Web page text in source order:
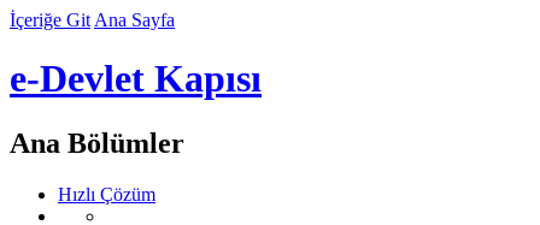
İçeriğe Git Ana Sayfa
e-Devlet Kapısı
Ana Bölümler
Hızlı Çözüm